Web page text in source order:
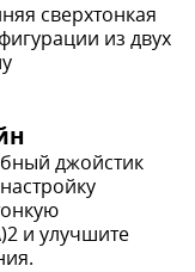
сверхтонкая
из двух
джойстик
и улучшите